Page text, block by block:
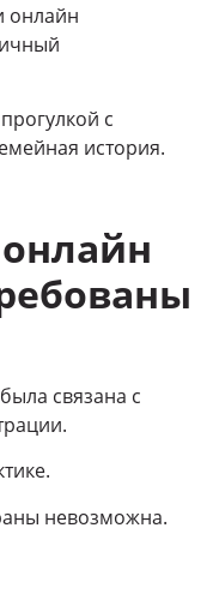
онлайн
с
история.
связана с
невозможна.